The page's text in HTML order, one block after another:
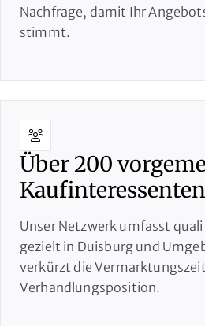
Nachfrage, damit Ihr
stimmt.
Über 200
Kaufinteressenten
Unser Netzwerk umfasst
gezielt in Duisburg und
verkürzt die
Verhandlungsposition.